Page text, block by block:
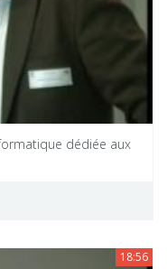
dédiée aux
18:56